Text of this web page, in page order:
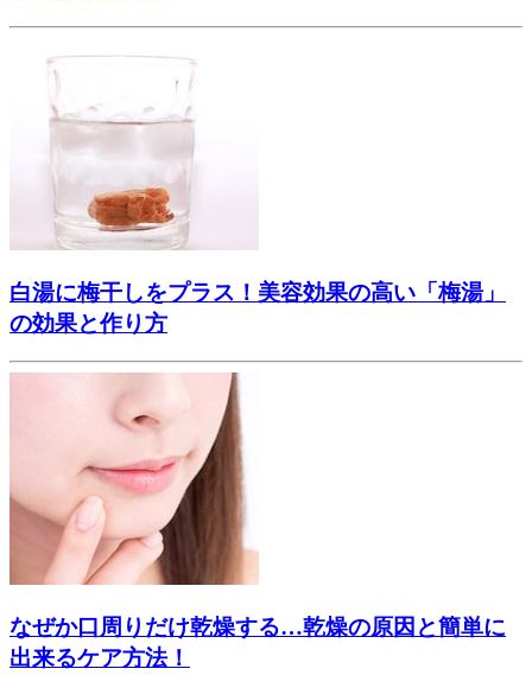
白湯に梅干しをプラス！美容効果の高い「梅湯」
の効果と作り方
なぜか口周りだけ乾燥する…乾燥の原因と簡単に
出来るケア方法！